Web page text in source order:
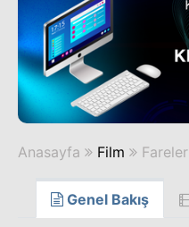
Anasayfa Film Fareler
Genel Bakış